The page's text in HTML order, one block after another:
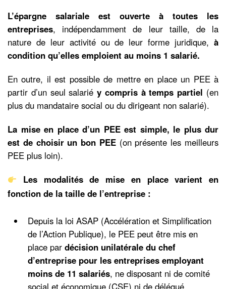
L’épargne salariale est ouverte à toutes les
entreprises, indépendamment de leur taille, de la
nature de leur activité ou de leur forme juridique, à
condition qu’elles emploient au moins 1 salarié.
En outre, il est possible de mettre en place un PEE à
partir d’un seul salarié y compris à temps partiel (en
plus du mandataire social ou du dirigeant non salarié).
La mise en place d’un PEE est simple, le plus dur
est de choisir un bon PEE(on présente les meilleurs
PEE plus loin).
Les modalités de mise en place varient en
fonction de la taille de l’entreprise :
Depuis la loi ASAP (Accélération et Simplification
de l’Action Publique), le PEE peut être mis en
place par décision unilatérale du chef
d’entreprise pour les entreprises employant
moins de 11 salariés, ne disposant ni de comité
social et économique (CSE) ni de délégué